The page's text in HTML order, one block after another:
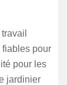
fiables pour
pour les
jardinier